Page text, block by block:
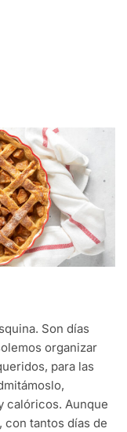
Son días
organizar
para las
calóricos. Aunque
tantos días de